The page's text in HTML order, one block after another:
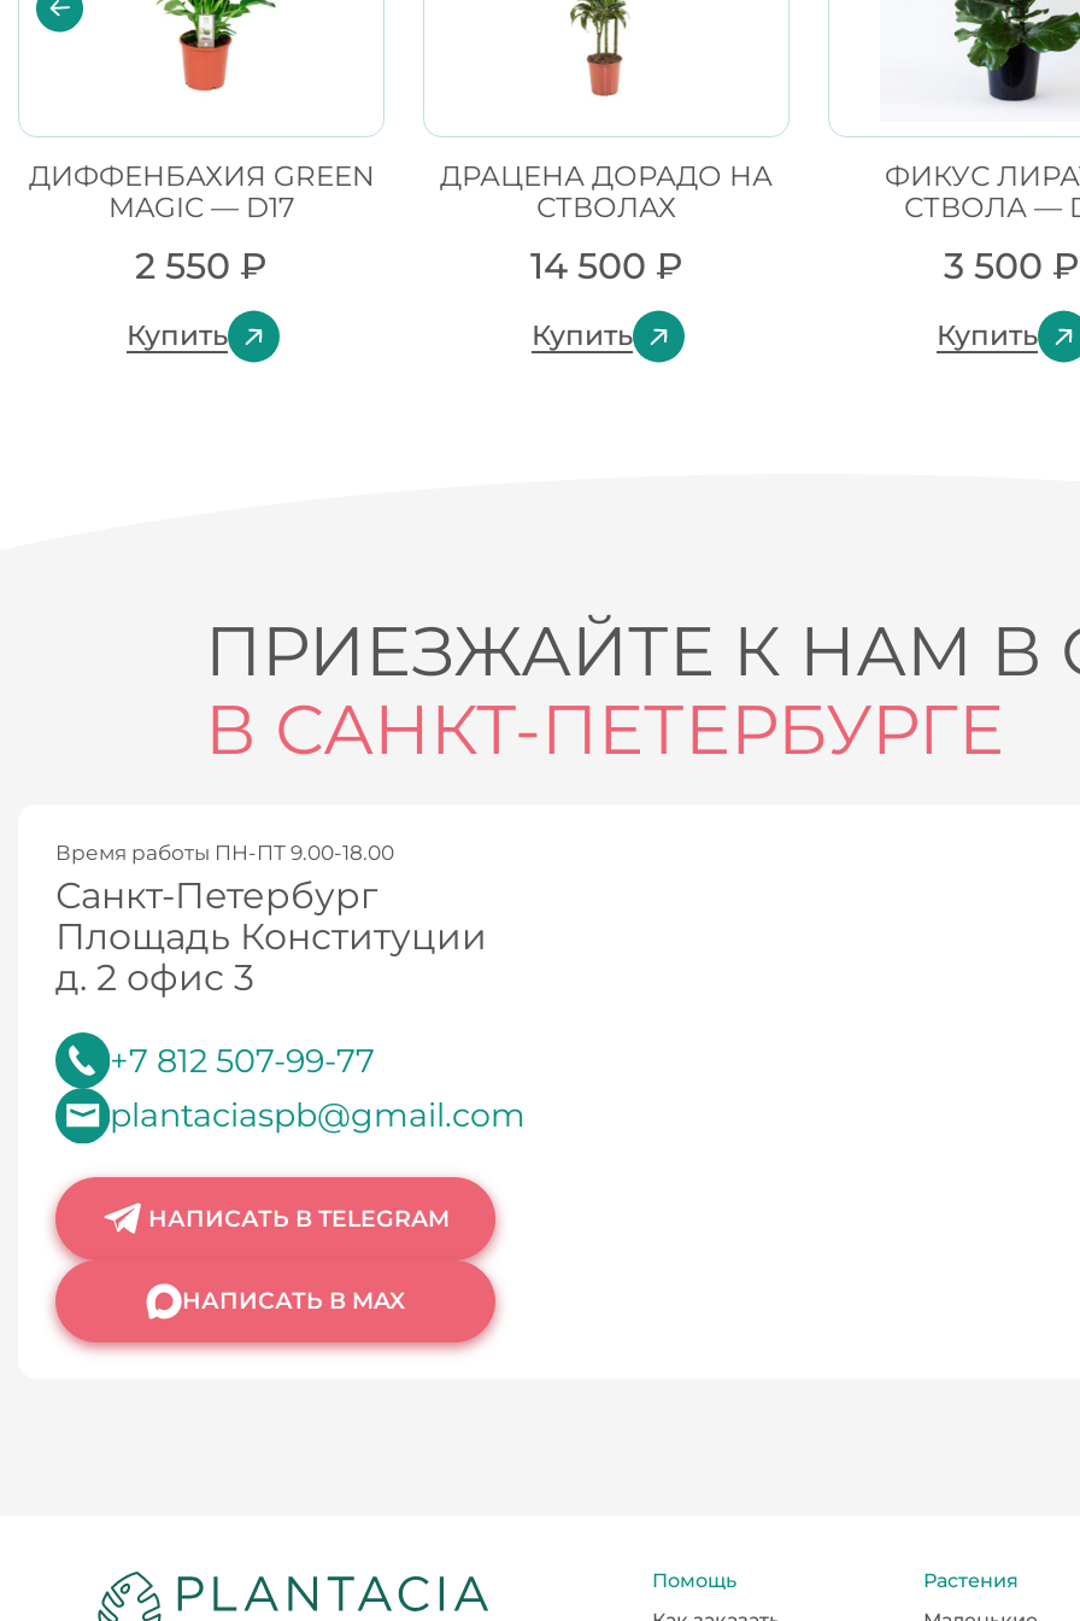
ДИФФЕНБАХИЯ GREEN
MAGIC — D17
2 550 ₽
Купить
ДРАЦЕНА ДОРАДО НА
СТВОЛАХ
14 500 ₽
Купить
ФИКУС
СТВОЛА —
3 500 ₽
Купить
ПРИЕЗЖАЙТЕ К НАМ В
В САНКТ-ПЕТЕРБУРГЕ
Время работы ПН-ПТ 9.00-18.00
Санкт-Петербург
Площадь Конституции
д. 2 офис 3
+7 812 507-99-77
plantaciaspb@gmail.com
НАПИСАТЬ В TELEGRAM
НАПИСАТЬ В MAX
Помощь
Растения